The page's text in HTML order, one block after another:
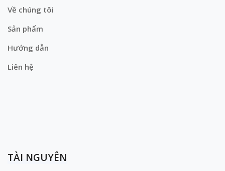
Về chúng tôi
Sản phẩm
Hướng dẫn
Liên hệ
TÀI NGUYÊN